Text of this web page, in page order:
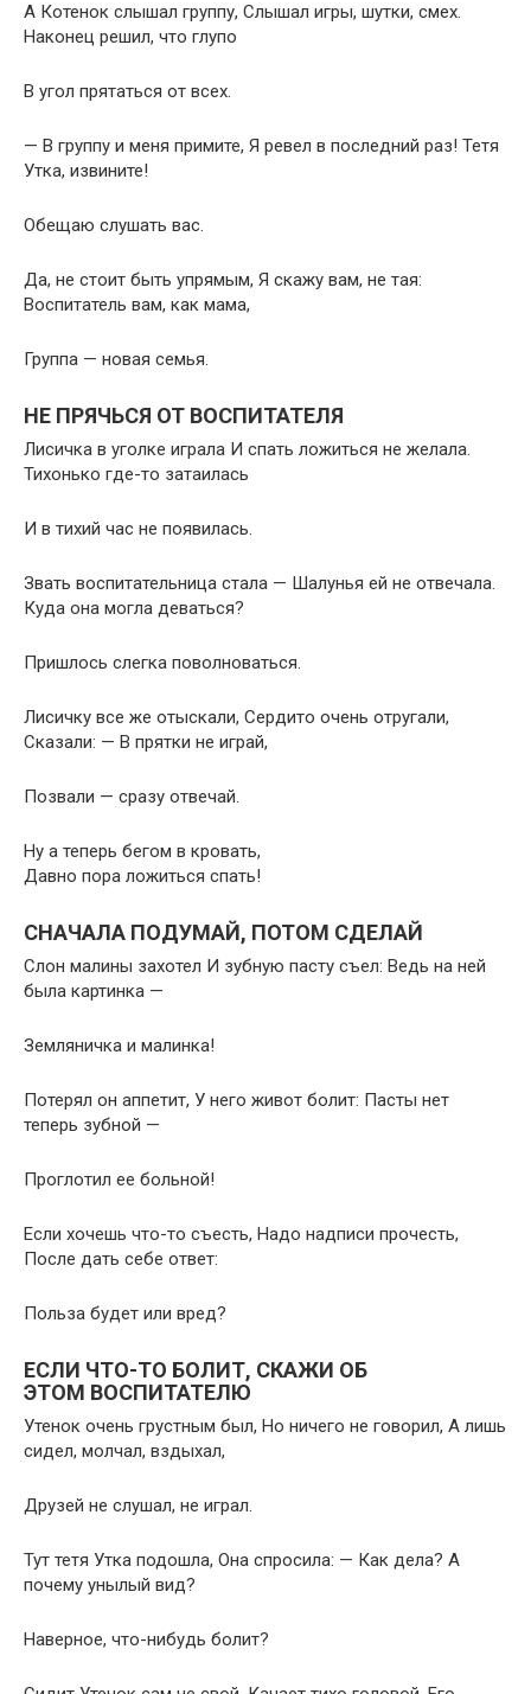
А Котенок слышал группу, Слышал игры, шутки, смех.
Наконец решил, что глупо
В угол прятаться от всех.
— В группу и меня примите, Я ревел в последний раз! Тетя
Утка, извините!
Обещаю слушать вас.
Да, не стоит быть упрямым, Я скажу вам, не тая:
Воспитатель вам, как мама,
Группа — новая семья.
НЕ ПРЯЧЬСЯ ОТ ВОСПИТАТЕЛЯ
Лисичка в уголке играла И спать ложиться не желала.
Тихонько где-то затаилась
И в тихий час не появилась.
Звать воспитательница стала — Шалунья ей не отвечала.
Куда она могла деваться?
Пришлось слегка поволноваться.
Лисичку все же отыскали, Сердито очень отругали,
Сказали: — В прятки не играй,
Позвали — сразу отвечай.
Ну а теперь бегом в кровать,
Давно пора ложиться спать!
СНАЧАЛА ПОДУМАЙ, ПОТОМ СДЕЛАЙ
Слон малины захотел И зубную пасту съел: Ведь на ней
была картинка —
Земляничка и малинка!
Потерял он аппетит, У него живот болит: Пасты нет
теперь зубной —
Проглотил ее больной!
Если хочешь что-то съесть, Надо надписи прочесть,
После дать себе ответ:
Польза будет или вред?
ЕСЛИ ЧТО-ТО БОЛИТ, СКАЖИ ОБ
ЭТОМ ВОСПИТАТЕЛЮ
Утенок очень грустным был, Но ничего не говорил, А лишь
сидел, молчал, вздыхал,
Друзей не слушал, не играл.
Тут тетя Утка подошла, Она спросила: — Как дела? А
почему унылый вид?
Наверное, что-нибудь болит?